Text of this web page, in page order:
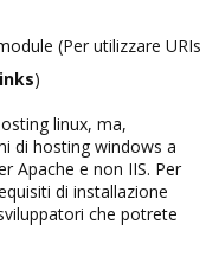
(Per utilizzare URIs
)
linux, ma,
di hosting windows a
Apache e non IIS. Per
di installazione
che potrete